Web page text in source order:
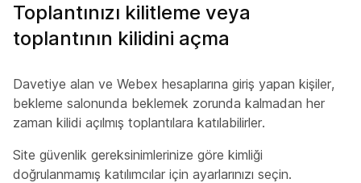
Toplantınızı kilitleme veya
toplantının kilidini açma
Davetiye alan ve Webex hesaplarına giriş yapan kişiler,
bekleme salonunda beklemek zorunda kalmadan her
zaman kilidi açılmış toplantılara katılabilirler.
Site güvenlik gereksinimlerinize göre kimliği
doğrulanmamış katılımcılar için ayarlarınızı seçin.